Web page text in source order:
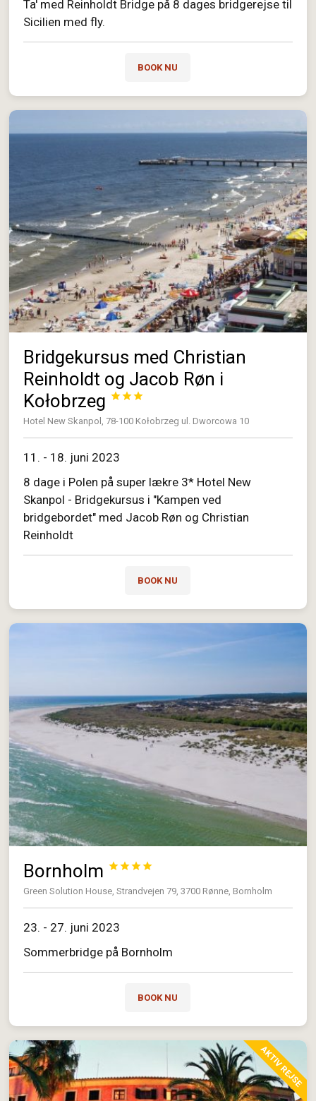
Ta' med Reinholdt Bridge på 8 dages bridgerejse til
Sicilien med fly.
BOOK NU
Bridgekursus med Christian
Reinholdt og Jacob Røn i
Kołobrzeg



Hotel New Skanpol, 78-100 Kołobrzeg ul. Dworcowa 10
11. - 18. juni 2023
8 dage i Polen på super lækre 3* Hotel New
Skanpol - Bridgekursus i "Kampen ved
bridgebordet" med Jacob Røn og Christian
Reinholdt
BOOK NU
Bornholm 



Green Solution House, Strandvejen 79, 3700 Rønne, Bornholm
23. - 27. juni 2023
Sommerbridge på Bornholm
BOOK NU
AKTIV REJSE